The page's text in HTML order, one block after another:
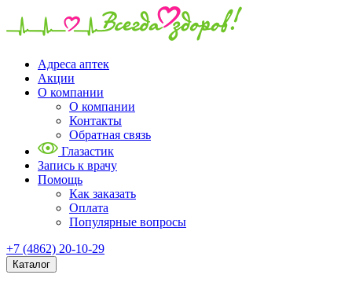
Адреса аптек
Акции
О компании
О компании
Контакты
Обратная связь
Глазастик
Запись к врачу
Помощь
Как заказать
Оплата
Популярные вопросы
+7 (4862) 20-10-29
Каталог